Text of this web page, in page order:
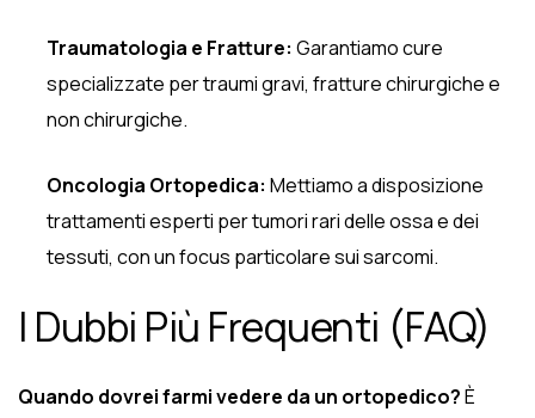
Traumatologia e Fratture: Garantiamo cure
specializzate per traumi gravi, fratture chirurgiche e
non chirurgiche.
Oncologia Ortopedica: Mettiamo a disposizione
trattamenti esperti per tumori rari delle ossa e dei
tessuti, con un focus particolare sui sarcomi.
I Dubbi Più Frequenti (FAQ)
Quando dovrei farmi vedere da un ortopedico?È